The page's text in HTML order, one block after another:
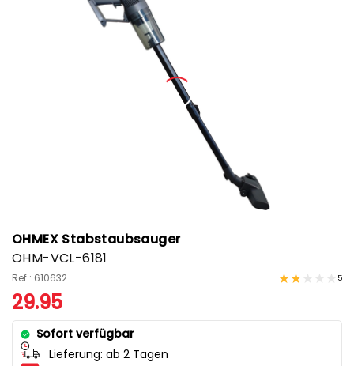
OHMEX Stabstaubsauger
OHM-VCL-6181
Ref.: 610632 5
29.95
Sofort verfügbar
Lieferung: ab 2 Tagen